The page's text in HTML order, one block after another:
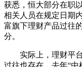
获悉，恒大部分在职
相关人员在规定日期
富旗下理财产品过往
分。
实际上，理财平台